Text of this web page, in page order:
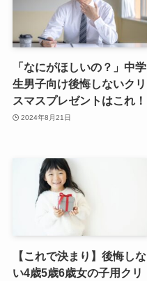
「なにがほしいの？」中学
生男子向け後悔しないクリ
スマスプレゼントはこれ！
2024年8月21日
【これで決まり】後悔しな
い4歳5歳6歳女の子用クリ